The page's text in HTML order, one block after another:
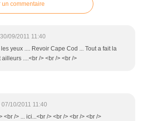
un commentaire
30/09/2011 11:40
yeux .... Revoir Cape Cod ... Tout a fait la
ailleurs ....<br /> <br /> <br />
07/10/2011 11:40
<br /> ... ici...<br /> <br /> <br /> <br />